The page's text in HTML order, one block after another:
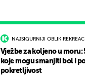
NAJSIGURNIJI OBLIK
Vježbe za koljeno u moru:
koje mogu smanjiti bol i
pokretljivost